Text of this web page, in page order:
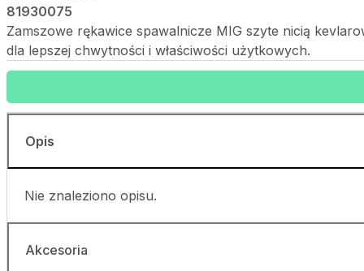
81930075
Zamszowe rękawice spawalnicze MIG szyte nicią
dla lepszej chwytności i właściwości użytkowych.
Opis
Nie znaleziono opisu.
Akcesoria